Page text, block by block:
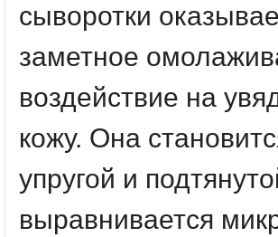
сыворотки
заметное
воздействие на
кожу. Она
упругой и
выравнивается